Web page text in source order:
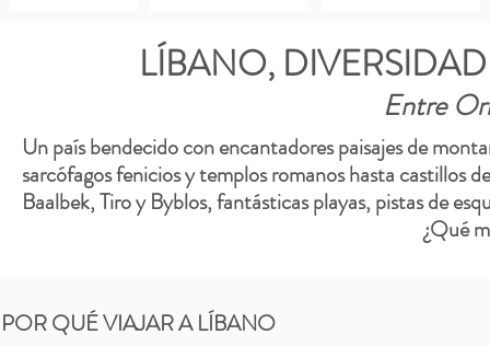
LÍBANO,
Entre
Un país bendecido con encantadores paisajes de
sarcófagos fenicios y templos romanos hasta castillos
Baalbek, Tiro y Byblos, fantásticas playas, pistas de
¿Qué
POR QUÉ VIAJAR A LÍBANO